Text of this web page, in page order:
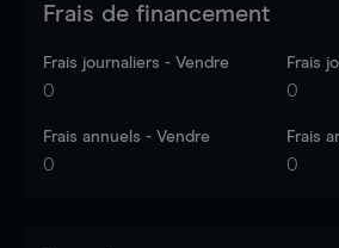
Frais de financement
Frais journaliers - Vendre
0
Frais
0
Frais annuels - Vendre
0
Frais
0